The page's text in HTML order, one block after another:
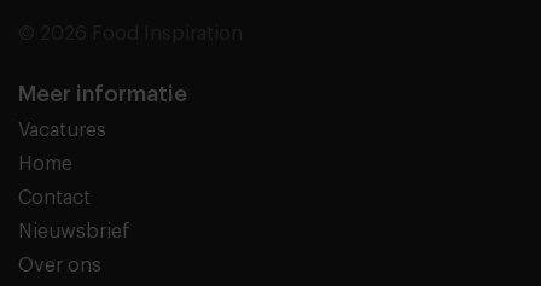
Meer informatie
Vacatures
Home
Contact
Nieuwsbrief
Over ons